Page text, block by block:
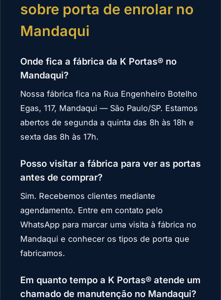
sobre porta de enrolar no
Mandaqui
Onde fica a fábrica da K Portas® no
Mandaqui?
Nossa fábrica fica na Rua Engenheiro Botelho
Egas, 117, Mandaqui — São Paulo/SP. Estamos
abertos de segunda a quinta das 8h às 18h e
sexta das 8h às 17h.
Posso visitar a fábrica para ver as portas
antes de comprar?
Sim. Recebemos clientes mediante
agendamento. Entre em contato pelo
WhatsApp para marcar uma visita à fábrica no
Mandaqui e conhecer os tipos de porta que
fabricamos.
Em quanto tempo a K Portas® atende um
chamado de manutenção no Mandaqui?